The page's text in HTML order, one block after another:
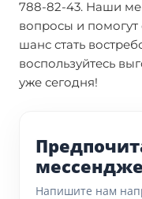
788-82-43. Наши
вопросы и помогут
шанс стать
воспользуйтесь
уже сегодня!
Напишите нам